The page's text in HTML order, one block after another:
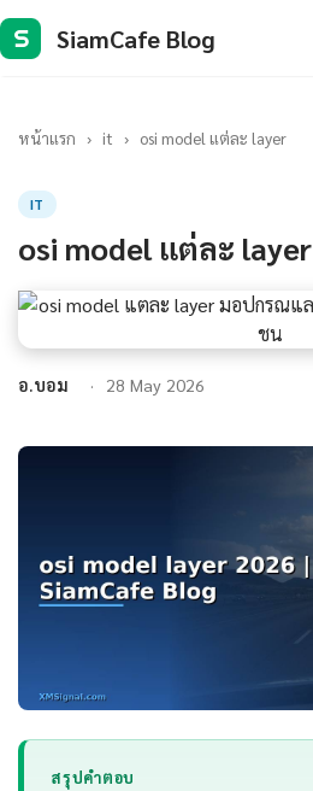
S SiamCafe Blog
หน้าแรก › it › osi model แต่ละ layer
IT
osi model แต่ละ layer
อ.บอม 28 May 2026
สรุปคำตอบ